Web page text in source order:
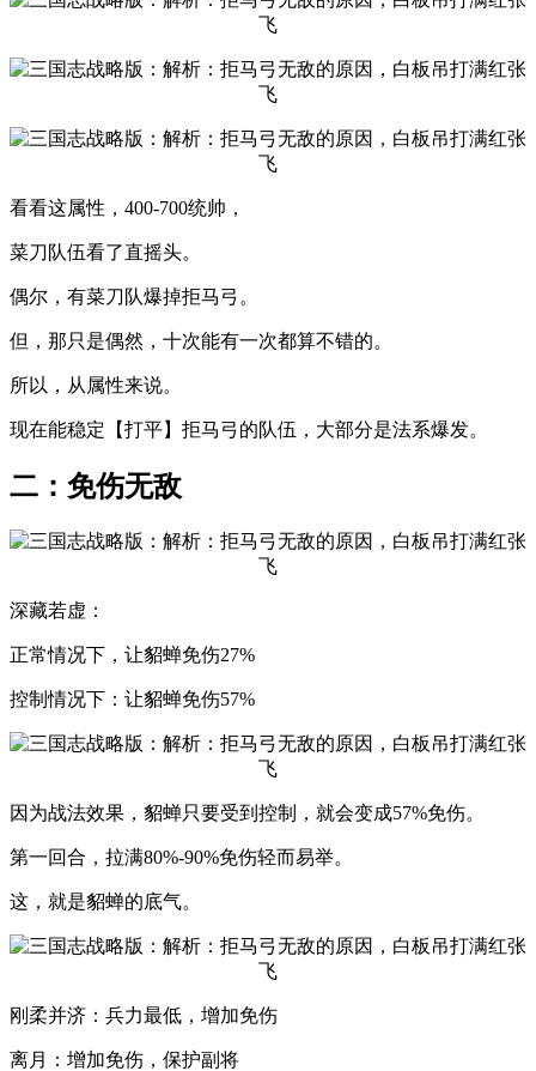
看看这属性，400-700统帅，
菜刀队伍看了直摇头。
偶尔，有菜刀队爆掉拒马弓。
但，那只是偶然，十次能有一次都算不错的。
所以，从属性来说。
现在能稳定【打平】拒马弓的队伍，大部分是法系爆发。
二：免伤无敌
深藏若虚：
正常情况下，让貂蝉免伤27%
控制情况下：让貂蝉免伤57%
因为战法效果，貂蝉只要受到控制，就会变成57%免伤。
第一回合，拉满80%-90%免伤轻而易举。
这，就是貂蝉的底气。
刚柔并济：兵力最低，增加免伤
离月：增加免伤，保护副将